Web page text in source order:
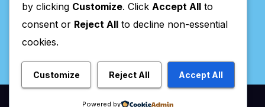
Valpaços Online
by clicking Customize. Click Accept All to
consent or Reject All to decline non-essential
cookies.
Customize Reject All Accept All
Powered by